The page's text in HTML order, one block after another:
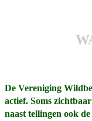
De Vereniging
actief. Soms
naast tellingen ook